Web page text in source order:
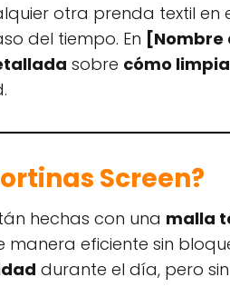
otra prenda textil en
del tiempo. En [Nombre
sobre cómo
Screen?
hechas con una malla
manera eficiente sin
durante el día, pero